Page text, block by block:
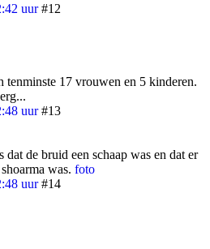
uur #12
tenminste 17 vrouwen en 5 kinderen.
uur #13
de bruid een schaap was en dat er
was. foto
uur #14